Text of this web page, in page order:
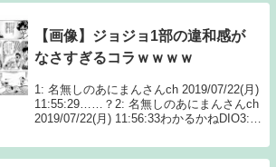
【画像】ジョジョ1部の違和感が
なさすぎるコラｗｗｗｗ
1: 名無しのあにまんさんch 2019/07/22(月)
11:55:29……？2: 名無しのあにまんさんch
2019/07/22(月) 11:56:33わかるかねDIO3:
11:...